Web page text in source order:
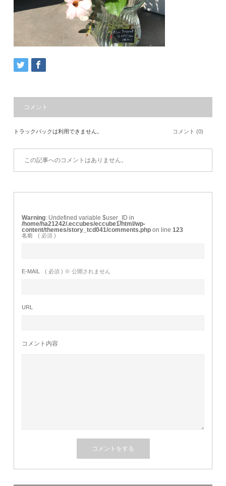
コメント
トラックバックは利用できません。 コメント (0)
この記事へのコメントはありません。
Warning : Undefined variable $user_ID in
/home/ha21242/.eccubes/eccube1/html/wp-
content/themes/story_tcd041/comments.php on line123
名前 ( 必須 )
E-MAIL ( 必須 ) ※ 公開されません
URL
コメント内容